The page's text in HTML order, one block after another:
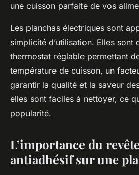
une cuisson parfaite de vos
Les planchas électriques sont
simplicité d’utilisation. Elles sont
thermostat réglable permettant
température de cuisson, un
garantir la qualité et la saveur
elles sont faciles à nettoyer, ce
popularité.
L’importance du
antiadhésif sur une